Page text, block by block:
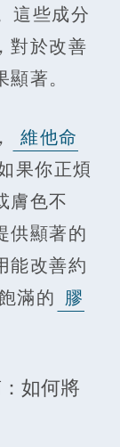
這些成分
對於改善
著。
維他命
果你正煩
膚色不
供顯著的
能改善約
滿的 膠
如何將